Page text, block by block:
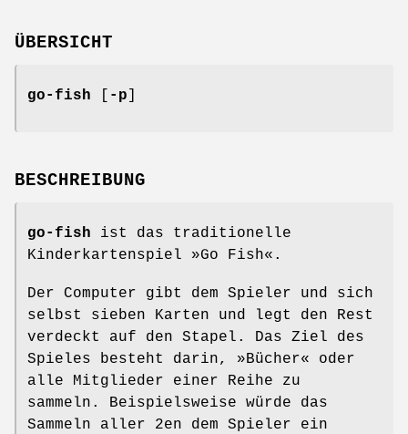
ÜBERSICHT
go-fish -p
BESCHREIBUNG
go-fish ist das traditionelle
Kinderkartenspiel »Go Fish«.
Der Computer gibt dem Spieler und sich
selbst sieben Karten und legt den Rest
verdeckt auf den Stapel. Das Ziel des
Spieles besteht darin, »Bücher« oder
alle Mitglieder einer Reihe zu
sammeln. Beispielsweise würde das
Sammeln aller 2en dem Spieler ein